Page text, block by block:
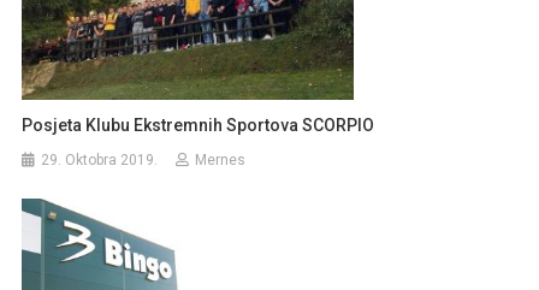
Posjeta Klubu Ekstremnih Sportova SCORPIO
29. Oktobra 2019. Mernes